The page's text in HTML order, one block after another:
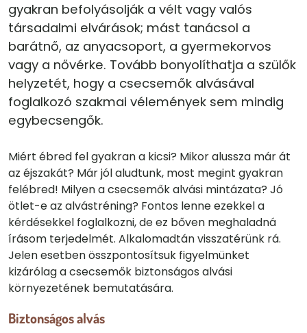
gyakran befolyásolják a vélt vagy valós
társadalmi elvárások; mást tanácsol a
barátnő, az anyacsoport, a gyermekorvos
vagy a nővérke. Tovább bonyolíthatja a szülők
helyzetét, hogy a csecsemők alvásával
foglalkozó szakmai vélemények sem mindig
egybecsengők.
Miért ébred fel gyakran a kicsi? Mikor alussza már át
az éjszakát? Már jól aludtunk, most megint gyakran
felébred! Milyen a csecsemők alvási mintázata? Jó
ötlet-e az alvástréning? Fontos lenne ezekkel a
kérdésekkel foglalkozni, de ez bőven meghaladná
írásom terjedelmét. Alkalomadtán visszatérünk rá.
Jelen esetben összpontosítsuk figyelmünket
kizárólag a csecsemők biztonságos alvási
környezetének bemutatására.
Biztonságos alvás